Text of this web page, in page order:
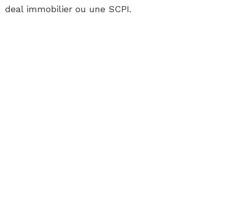
deal immobilier ou une SCPI.